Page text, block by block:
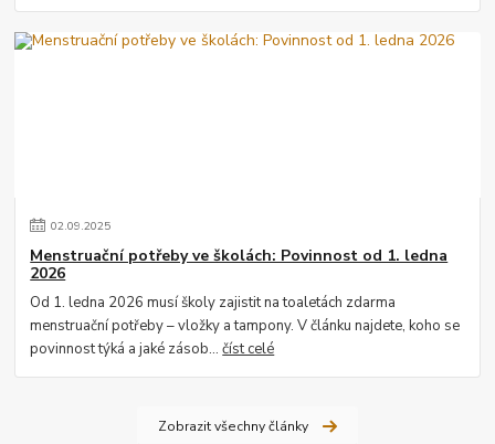
02.09.2025
Menstruační potřeby ve školách: Povinnost od 1. ledna
2026
Od 1. ledna 2026 musí školy zajistit na toaletách zdarma
menstruační potřeby – vložky a tampony. V článku najdete, koho se
povinnost týká a jaké zásob...číst celé
Zobrazit všechny články